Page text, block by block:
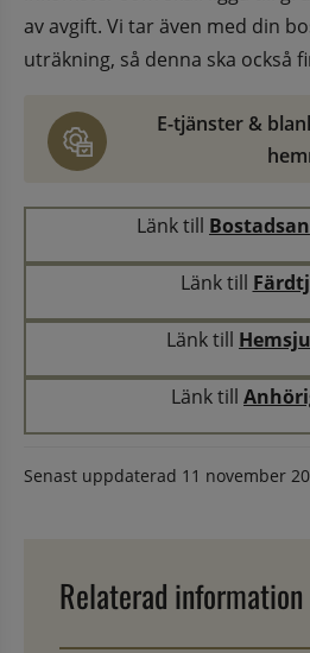
av avgift. Vi tar även med din
uträkning, så denna ska också
E-tjänster &
Länk till
Länk till
Länk till
Länk till
Senast uppdaterad 11 november
Relaterad information